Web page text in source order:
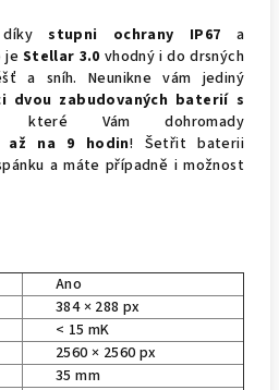
stupni ochrany IP67 a
je Stellar 3.0 vhodný i do drsných
a sníh. Neunikne vám jediný
dvou zabudovaných baterií s
Vám dohromady
až na 9 hodin! Šetřit baterii
a máte případně i možnost
Ano
384 × 288 px
< 15 mK
2560 × 2560 px
35 mm